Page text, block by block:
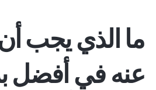
ما الذي يجب
عنه في أفضل